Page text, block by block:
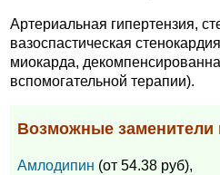
Артериальная гипертензия,
вазоспастическая
миокарда,
вспомогательной терапии).
Возможные заменители
Амлодипин (от 54.38 руб),